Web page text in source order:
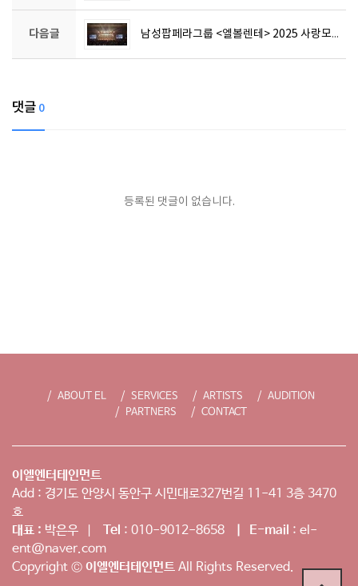
다음글 남성팝페라그룹 <엘볼렌테> 2025 사랑모아 금융서비스 연도대상 축하공연
댓글 0
등록된 댓글이 없습니다.
ABOUT EL SERVICES ARTISTS
AUDITION
PARTNERS
CONTACT
이엘엔터테인먼트
Add : 경기도 안양시 동안구 시민대로327번길 11-41 3층 3470
호
대표 : 박은우 | Tel : 010-9012-8658 | E-mail : el-
ent@naver.com
Copyright © 이엘엔터테인먼트 All Rights Reserved.